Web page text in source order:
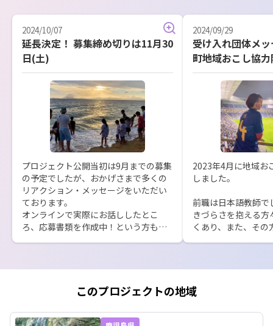
2024/10/07
延長決定！ 募集締め切りは11月30
日(土)
プロジェクト公開当初は9月までの募集
の予定でしたが、おかげさまで多くの
リアクション・メッセージをいただい
ております。
オンラインで実際にお話ししたとこ
ろ、応募書類を作成中！という方もい
実際に訪れたことがないのでイメージ
が湧きにくい、自分の経験をどのよう
2024/09/29
受け入れ団体メッセ
町地域おこし協
2023年4月に地域お
しました。
前職は日本語教師
きづらさを抱える
くあり、また、そ
日本語教育だけでな
ていきたいと考えて
町協力隊募集のペー
このプロジェクトの地域